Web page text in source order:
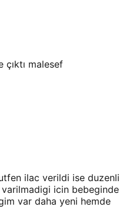
malesef
ilac verildi ise duzenli
icin bebeginde
var daha yeni hemde